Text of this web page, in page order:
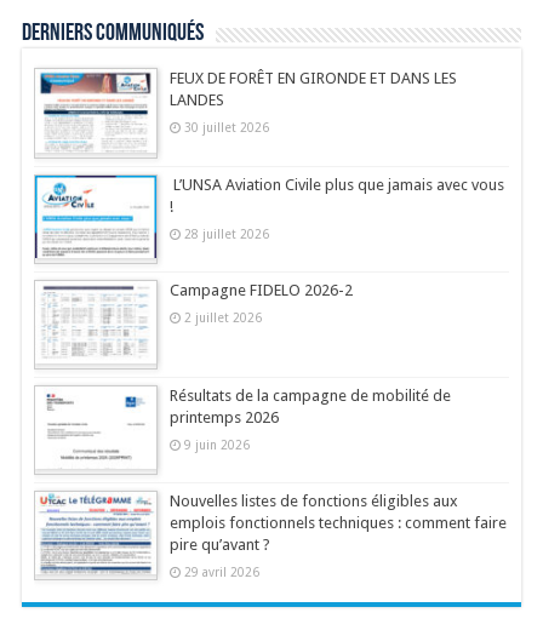
Derniers communiqués
FEUX DE FORÊT EN GIRONDE ET DANS LES
LANDES
30 juillet 2026
L’UNSA Aviation Civile plus que jamais avec vous
!
28 juillet 2026
Campagne FIDELO 2026-2
2 juillet 2026
Résultats de la campagne de mobilité de
printemps 2026
9 juin 2026
Nouvelles listes de fonctions éligibles aux
emplois fonctionnels techniques : comment faire
pire qu’avant ?
29 avril 2026